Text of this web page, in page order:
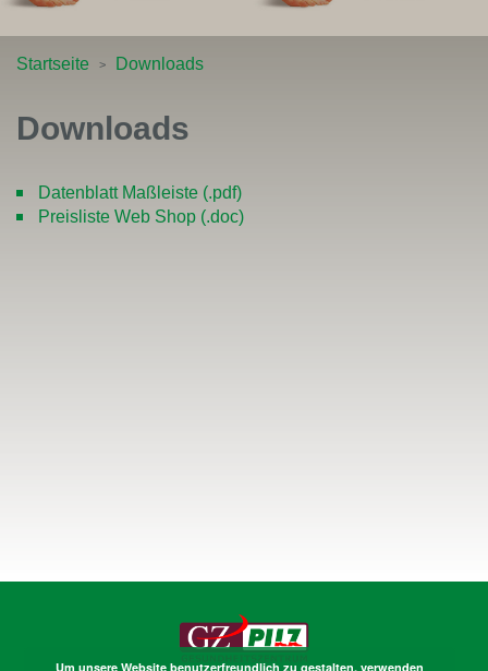
Startseite Downloads
Downloads
Datenblatt Maßleiste (.pdf)
Preisliste Web Shop (.doc)
Um unsere Website benutzerfreundlich zu gestalten, verwenden